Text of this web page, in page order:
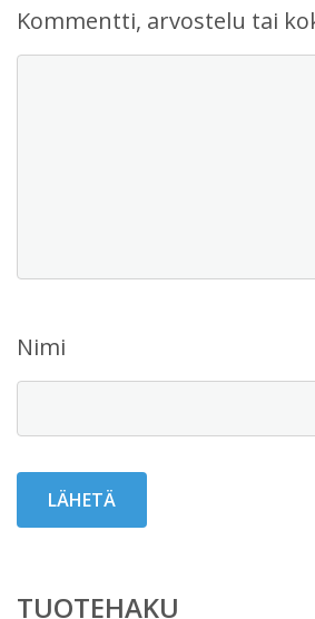
Kommentti, arvostelu tai
Nimi
TUOTEHAKU